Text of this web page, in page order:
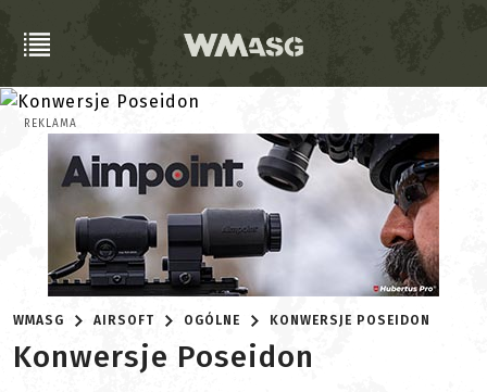
REKLAMA
WMASG AIRSOFT OGÓLNE KONWERSJE POSEIDON
Konwersje Poseidon